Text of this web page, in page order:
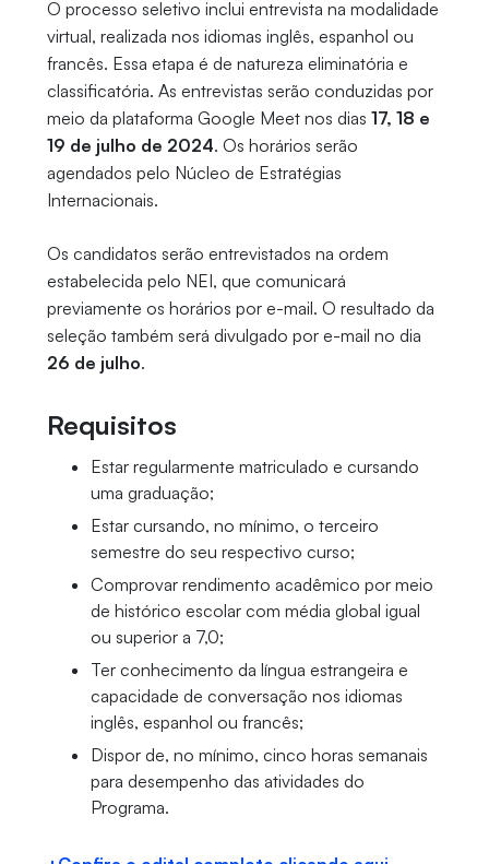
O processo seletivo inclui entrevista na modalidade
virtual, realizada nos idiomas inglês, espanhol ou
francês. Essa etapa é de natureza eliminatória e
classificatória. As entrevistas serão conduzidas por
meio da plataforma Google Meet nos dias 17, 18 e
19 de julho de 2024. Os horários serão
agendados pelo Núcleo de Estratégias
Internacionais.
Os candidatos serão entrevistados na ordem
estabelecida pelo NEI, que comunicará
previamente os horários por e-mail. O resultado da
seleção também será divulgado por e-mail no dia
26 de julho.
Requisitos
Estar regularmente matriculado e cursando
uma graduação;
Estar cursando, no mínimo, o terceiro
semestre do seu respectivo curso;
Comprovar rendimento acadêmico por meio
de histórico escolar com média global igual
ou superior a 7,0;
Ter conhecimento da língua estrangeira e
capacidade de conversação nos idiomas
inglês, espanhol ou francês;
Dispor de, no mínimo, cinco horas semanais
para desempenho das atividades do
Programa.